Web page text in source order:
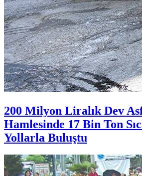
200 Milyon Liralık Dev
Hamlesinde 17 Bin Ton
Yollarla Buluştu